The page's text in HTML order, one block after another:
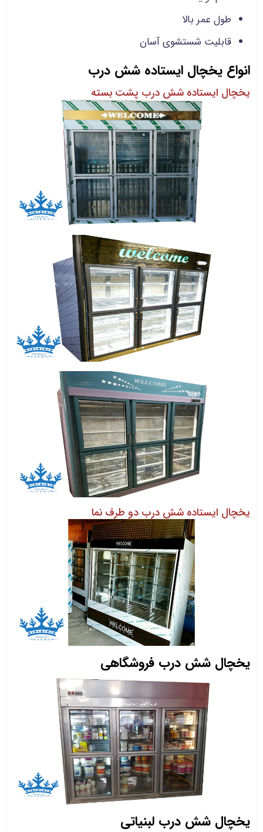
طول عمر بالا
قابلیت شستشوی آسان
انواع یخچال ایستاده شش درب
یخچال ایستاده شش درب پشت بسته
یخچال ایستاده شش درب دو طرف نما
یخچال شش درب فروشگاهی
یخچال شش درب لبنیاتی